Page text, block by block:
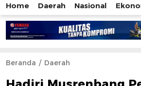
Okeindonesia.Online
Mengonlinekan Indonesia Secara
Home Daerah Nasional
Beranda Daerah